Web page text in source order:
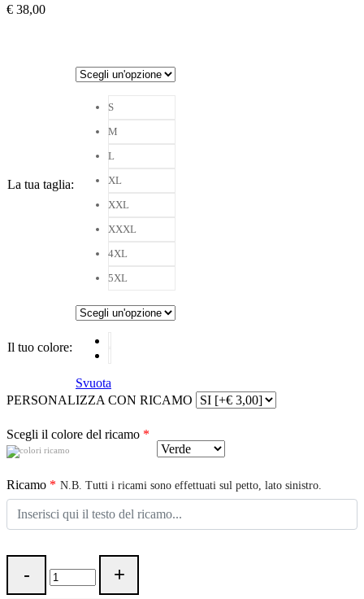
€ 38,00
La tua taglia:
S
M
L
XL
XXL
XXXL
4XL
5XL
Il tuo colore:
Svuota
PERSONALIZZA CON RICAMO
Scegli il colore del ricamo *
Ricamo * N.B. Tutti i ricami sono effettuati sul petto, lato sinistro.